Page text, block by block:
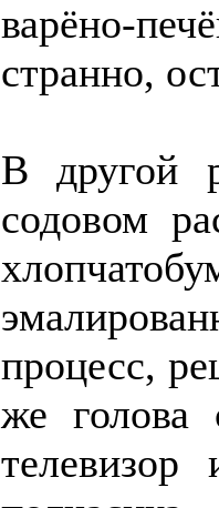
варёно-
странно,
В другой
содовом
процесс,
же голова